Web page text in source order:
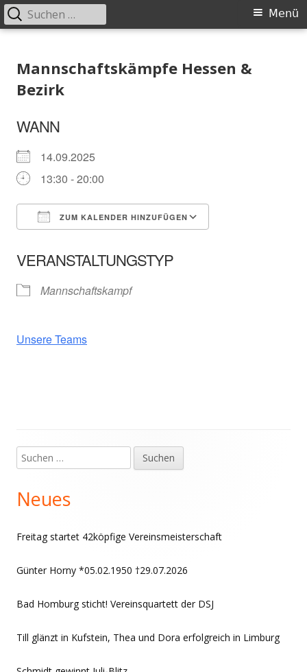
zum
Primäres
Menü
Suchen
nach:
Mannschaftskämpfe Hessen &
Bezirk
WANN
14.09.2025
13:30 - 20:00
ZUM KALENDER HINZUFÜGEN
VERANSTALTUNGSTYP
Mannschaftskampf
Unsere Teams
Haupt-
Seitenleiste
Suchen
nach:
Neues
Freitag startet 42köpfige Vereinsmeisterschaft
Günter Horny *05.02.1950 †29.07.2026
Bad Homburg sticht! Vereinsquartett der DSJ
Till glänzt in Kufstein, Thea und Dora erfolgreich in Limburg